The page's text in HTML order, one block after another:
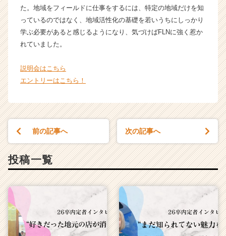
サ
イ
ト
チ
リ
e
r
e
た。地域をフィールドに仕事をするには、特定の地域だけを知
っているのではなく、地域活性化の基礎を若いうちにしっかり
学ぶ必要があると感じるようになり、気づけばFLNに強く惹か
れていました。
説明会はこちら
エントリーはこちら！
前の記事へ 次の記事へ
投稿一覧